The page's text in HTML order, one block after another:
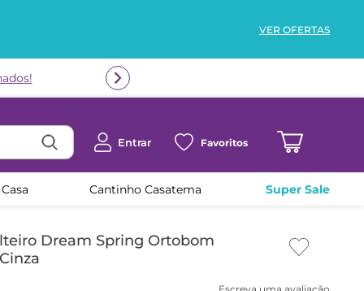
VER OFERTAS
Entrar Favoritos
Cantinho Casatema Super Sale
Dream Spring Ortobom